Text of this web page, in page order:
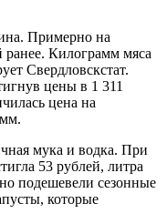
Примерно на
ранее. Килограмм мяса
Свердловскстат.
цены в 1 311
цена на
мука и водка. При
53 рублей, литра
подешевели сезонные
которые